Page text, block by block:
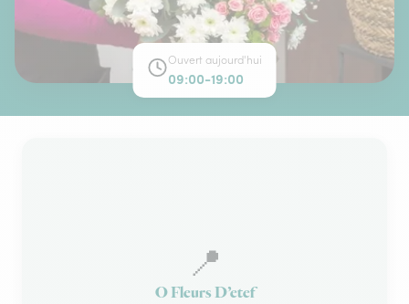
Ouvert aujourd'hui
09:00-19:00
📍
O Fleurs D’etef